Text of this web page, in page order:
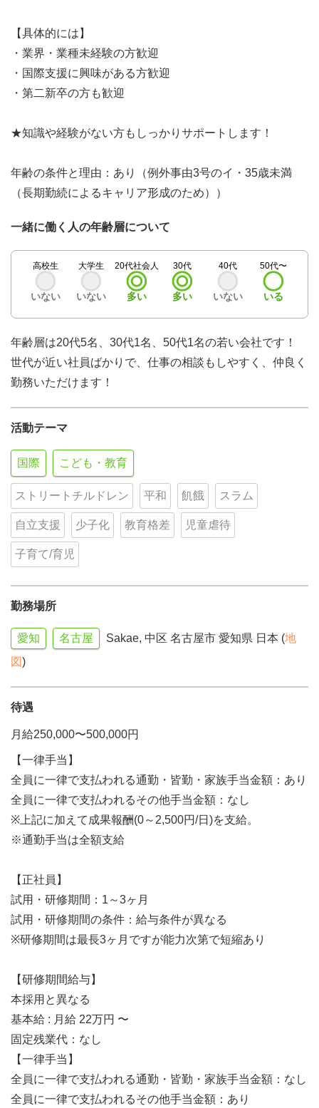
【具体的には】
・業界・業種未経験の方歓迎
・国際支援に興味がある方歓迎
・第二新卒の方も歓迎
★知識や経験がない方もしっかりサポートします！
年齢の条件と理由：あり（例外事由3号のイ・35歳未満
（長期勤続によるキャリア形成のため））
一緒に働く人の年齢層について
高校生
いない
大学生
いない
20代社会人
多い
30代
多い
40代
いない
50代〜
いる
年齢層は20代5名、30代1名、50代1名の若い会社です！
世代が近い社員ばかりで、仕事の相談もしやすく、仲良く
勤務いただけます！
活動テーマ
国際 こども・教育
ストリートチルドレン 平和 飢餓 スラム
自立支援 少子化 教育格差 児童虐待
子育て/育児
勤務場所
愛知 名古屋 Sakae, 中区 名古屋市 愛知県 日本 (地
図)
待遇
月給250,000〜500,000円
【一律手当】
全員に一律で支払われる通勤・皆勤・家族手当金額：あり
全員に一律で支払われるその他手当金額：なし
※上記に加えて成果報酬(0～2,500円/日)を支給。
※通勤手当は全額支給
【正社員】
試用・研修期間：1～3ヶ月
試用・研修期間の条件：給与条件が異なる
※研修期間は最長3ヶ月ですが能力次第で短縮あり
【研修期間給与】
本採用と異なる
基本給 : 月給 22万円 〜
固定残業代：なし
【一律手当】
全員に一律で支払われる通勤・皆勤・家族手当金額：なし
全員に一律で支払われるその他手当金額：あり